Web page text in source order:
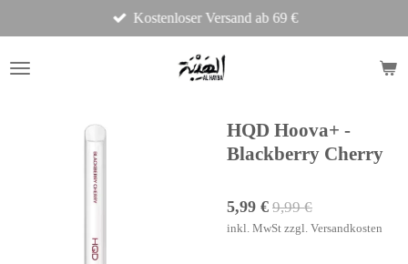
Hauptinhalt
springen
Kostenloser Versand ab 69 €
HQD Hoova+ -
Blackberry Cherry
5,99 € 9,99 €
inkl. MwSt zzgl. Versandkosten